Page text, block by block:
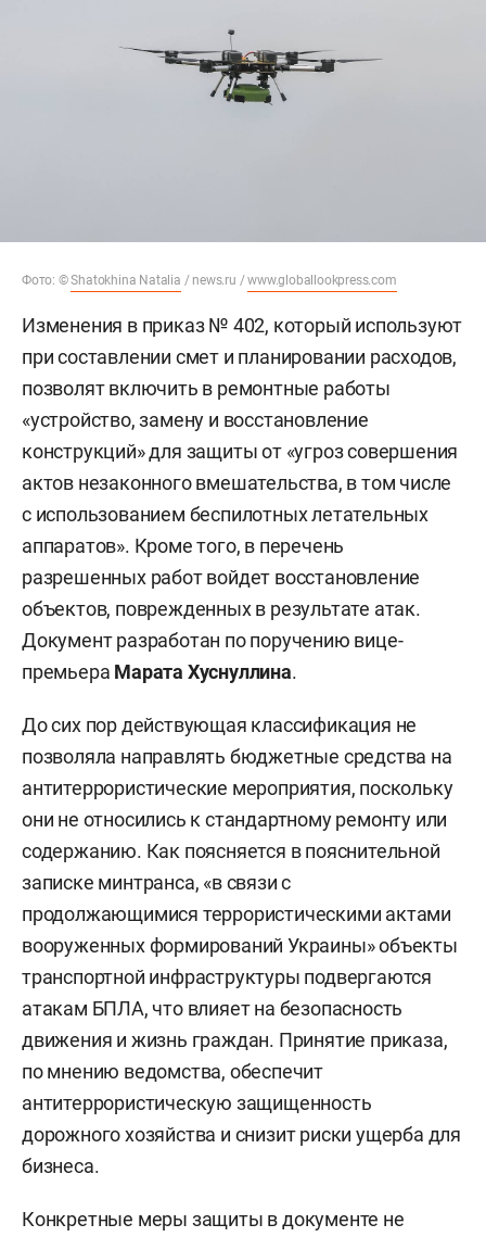
Фото: ©Shatokhina Natalia / news.ru /www.globallookpress.com
Изменения в приказ № 402, который используют
при составлении смет и планировании расходов,
позволят включить в ремонтные работы
«устройство, замену и восстановление
конструкций» для защиты от «угроз совершения
актов незаконного вмешательства, в том числе
с использованием беспилотных летательных
аппаратов». Кроме того, в перечень
разрешенных работ войдет восстановление
объектов, поврежденных в результате атак.
Документ разработан по поручению вице-
премьера Марата Хуснуллина.
До сих пор действующая классификация не
позволяла направлять бюджетные средства на
антитеррористические мероприятия, поскольку
они не относились к стандартному ремонту или
содержанию. Как поясняется в пояснительной
записке минтранса, «в связи с
продолжающимися террористическими актами
вооруженных формирований Украины» объекты
транспортной инфраструктуры подвергаются
атакам БПЛА, что влияет на безопасность
движения и жизнь граждан. Принятие приказа,
по мнению ведомства, обеспечит
антитеррористическую защищенность
дорожного хозяйства и снизит риски ущерба для
бизнеса.
Конкретные меры защиты в документе не